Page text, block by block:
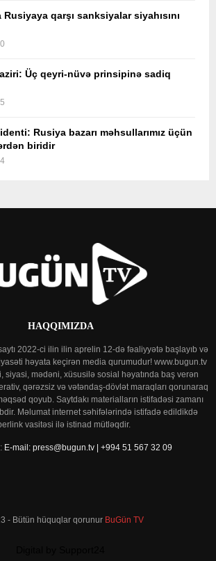
qarşı sanksiyalar siyahısını
Üç qeyri-nüvə prinsipinə sadiq
Rusiya bazarı məhsullarımız üçün
biridir
HAQQIMIZDA
2022-ci ilin ilin aprelin 12-də fəaliyyətə başlayıb və
həyata keçirən media qurumudur! www.bugun.tv
siyasi, mədəni, xüsusilə sosial həyatında baş verən
qərəzsiz və vətəndaş-dövlət maraqları qorunaraq
qoyub. Saytdakı materialların istifadəsi zamanı
Məlumat internet səhifələrində istifadə edildikdə
vasitəsi ilə istinad mütləqdir.
E-mail: press@bugun.tv | +994 51 567 32 09
- Bütün hüquqlar qorunur BuGün TV